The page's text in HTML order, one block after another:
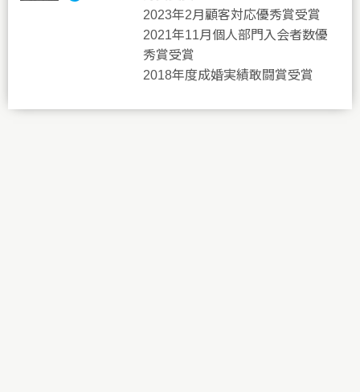
2023年2月顧客対応優秀賞受賞
2021年11月個人部門入会者数優
秀賞受賞
2018年度成婚実績敢闘賞受賞